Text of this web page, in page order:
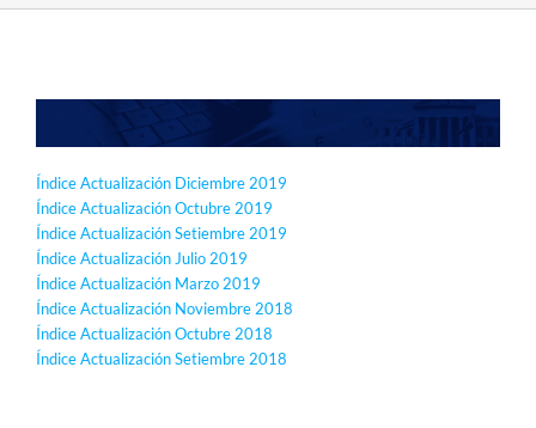
Índice Actualización Diciembre 2019
Índice Actualización Octubre 2019
Índice Actualización Setiembre 2019
Índice Actualización Julio 2019
Índice Actualización Marzo 2019
Índice Actualización Noviembre 2018
Índice Actualización Octubre 2018
Índice Actualización Setiembre 2018